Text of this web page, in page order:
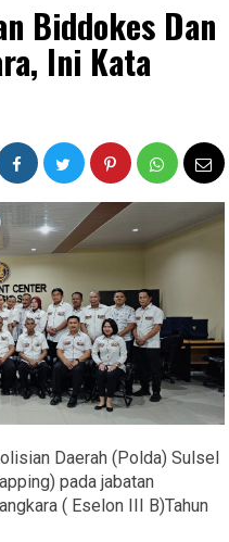
Biddokes Dan
Ini Kata
Daerah (Polda) Sulsel
pada jabatan
( Eselon III B)Tahun